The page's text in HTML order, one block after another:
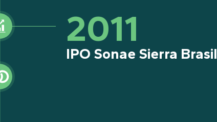
2011
IPO Sonae Sierra Brasil